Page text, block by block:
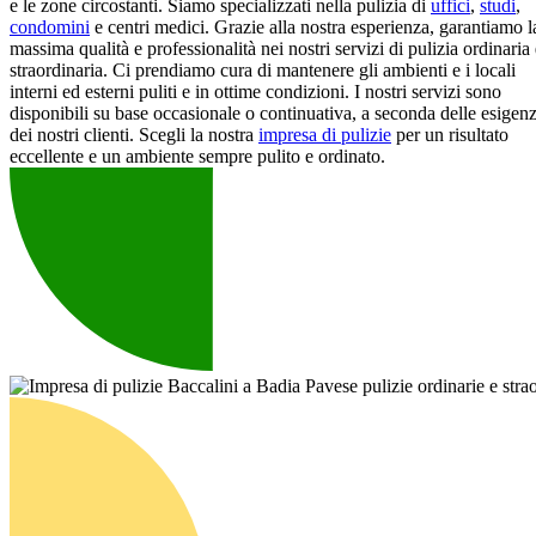
e le zone circostanti. Siamo specializzati nella pulizia di uffici, studi,
condomini e centri medici. Grazie alla nostra esperienza, garantiamo
massima qualità e professionalità nei nostri servizi di pulizia ordinaria
straordinaria. Ci prendiamo cura di mantenere gli ambienti e i locali
interni ed esterni puliti e in ottime condizioni. I nostri servizi sono
disponibili su base occasionale o continuativa, a seconda delle
dei nostri clienti. Scegli la nostra impresa di pulizie per un risultato
eccellente e un ambiente sempre pulito e ordinato.